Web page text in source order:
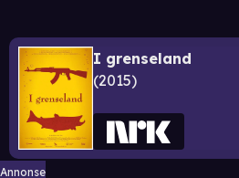
I grenseland
2015
Annonse